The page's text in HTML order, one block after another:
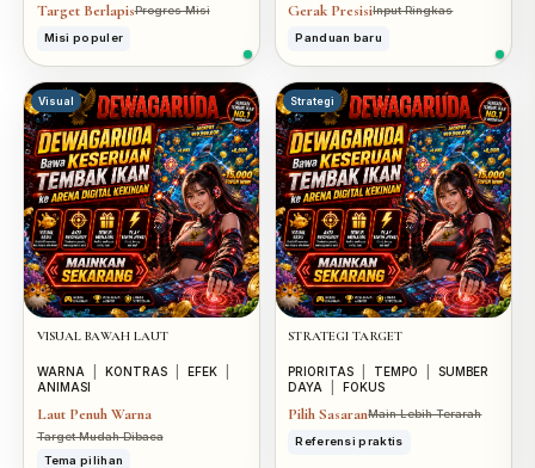
Target BerlapisProgres Misi
Misi populer
Gerak PresisiInput Ringkas
Panduan baru
Visual
VISUAL BAWAH LAUT
WARNA KONTRAS EFEK
ANIMASI
Laut Penuh Warna
Target Mudah Dibaca
Tema pilihan
Strategi
STRATEGI TARGET
PRIORITAS TEMPO
SUMBER
DAYA
FOKUS
Pilih SasaranMain Lebih Terarah
Referensi praktis